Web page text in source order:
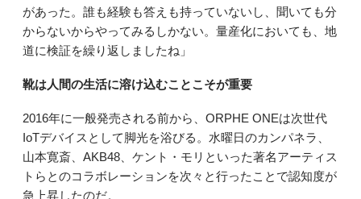
があった。誰も経験も答えも持っていないし、聞いても分
からないからやってみるしかない。量産化においても、地
道に検証を繰り返しましたね」
靴は人間の生活に溶け込むことこそが重要
2016年に一般発売される前から、ORPHE ONEは次世代
IoTデバイスとして脚光を浴びる。水曜日のカンパネラ、
山本寛斎、AKB48、ケント・モリといった著名アーティス
トらとのコラボレーションを次々と行ったことで認知度が
急上昇したのだ。